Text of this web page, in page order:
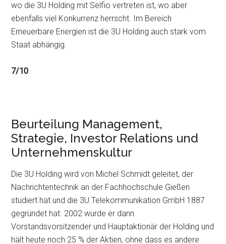
wo die 3U Holding mit Selfio vertreten ist, wo aber
ebenfalls viel Konkurrenz herrscht. Im Bereich
Erneuerbare Energien ist die 3U Holding auch stark vom
Staat abhängig.
7/10
Beurteilung Management,
Strategie, Investor Relations und
Unternehmenskultur
Die 3U Holding wird von Michel Schmidt geleitet, der
Nachrichtentechnik an der Fachhochschule Gießen
studiert hat und die 3U Telekommunikation GmbH 1887
gegründet hat. 2002 wurde er dann
Vorstandsvorsitzender und Hauptaktionär der Holding und
hält heute noch 25 % der Aktien, ohne dass es andere